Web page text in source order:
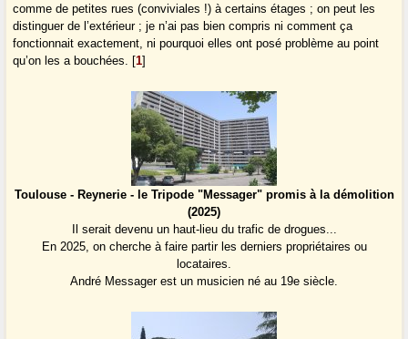
comme de petites rues (conviviales !) à certains étages ; on peut les
distinguer de l’extérieur ; je n’ai pas bien compris ni comment ça
fonctionnait exactement, ni pourquoi elles ont posé problème au point
qu’on les a bouchées. [1]
Toulouse - Reynerie - le Tripode "Messager" promis à la démolition
(2025)
Il serait devenu un haut-lieu du trafic de drogues...
En 2025, on cherche à faire partir les derniers propriétaires ou
locataires.
André Messager est un musicien né au 19e siècle.